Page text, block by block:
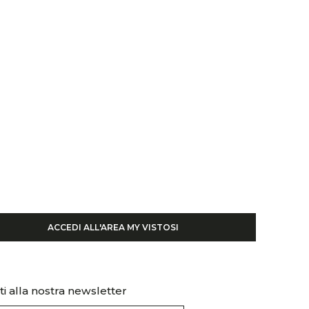
ACCEDI ALL'AREA MY VISTOSI
alla nostra newsletter